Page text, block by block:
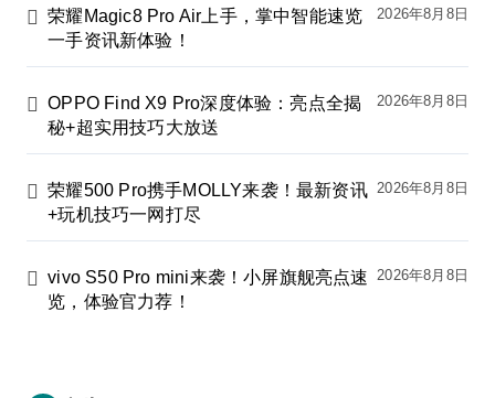
荣耀Magic8 Pro Air上手，掌中智能速览
一手资讯新体验！
2026年8月8日
OPPO Find X9 Pro深度体验：亮点全揭
秘+超实用技巧大放送
2026年8月8日
荣耀500 Pro携手MOLLY来袭！最新资讯
+玩机技巧一网打尽
2026年8月8日
vivo S50 Pro mini来袭！小屏旗舰亮点速
览，体验官力荐！
2026年8月8日